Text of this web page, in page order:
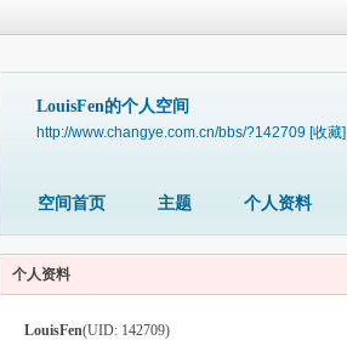
LouisFen的个人空间
http://www.changye.com.cn/bbs/?142709 [收藏]
空间首页 主题 个人资料
个人资料
LouisFen(UID: 142709)